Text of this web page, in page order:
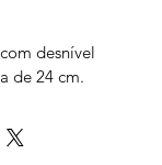
desnível
de 24 cm.